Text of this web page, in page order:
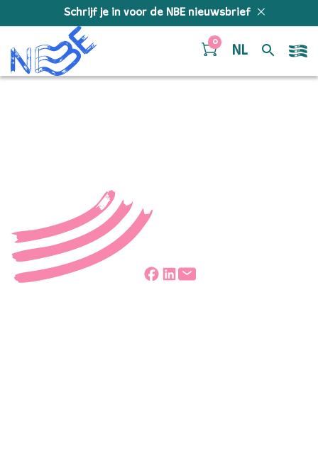
Schrijf je in voor de NBE nieuwsbrief
0
NL